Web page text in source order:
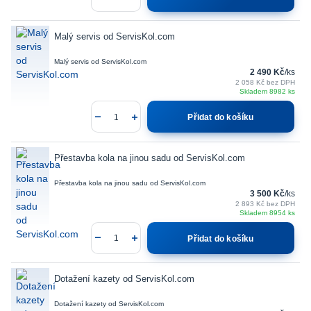
Malý servis od ServisKol.com
Malý servis od ServisKol.com
2 490 Kč/ks
2 058 Kč bez DPH
Skladem 8982 ks
Přidat do košíku
Přestavba kola na jinou sadu od ServisKol.com
Přestavba kola na jinou sadu od ServisKol.com
3 500 Kč/ks
2 893 Kč bez DPH
Skladem 8954 ks
Přidat do košíku
Dotažení kazety od ServisKol.com
Dotažení kazety od ServisKol.com